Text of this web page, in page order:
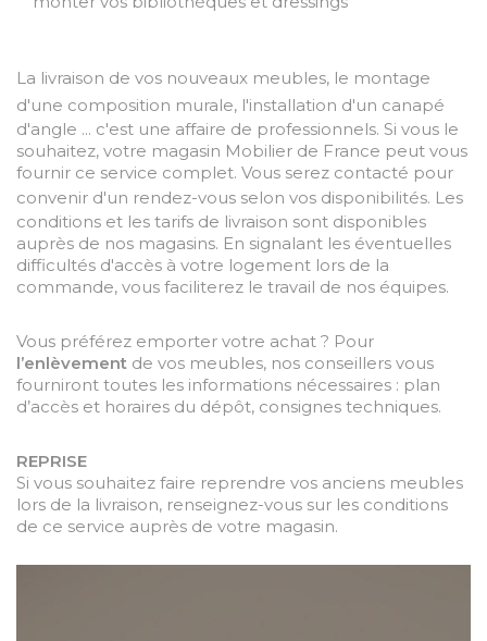
La livraison de vos nouveaux meubles, le montage
d'une composition murale, l'installation d'un canapé
d'angle ... c'est une affaire de professionnels. Si vous le
souhaitez, votre magasin Mobilier de France peut vous
fournir ce service complet. Vous serez contacté pour
convenir d'un rendez-vous selon vos disponibilités. Les
conditions et les tarifs de livraison sont disponibles
auprès de nos magasins. En signalant les éventuelles
difficultés d'accès à votre logement lors de la
commande, vous faciliterez le travail de nos équipes.
Vous préférez emporter votre achat ? Pour
l’enlèvement de vos meubles, nos conseillers vous
fourniront toutes les informations nécessaires : plan
d’accès et horaires du dépôt, consignes techniques.
REPRISE
Si vous souhaitez faire reprendre vos anciens meubles
lors de la livraison, renseignez-vous sur les conditions
de ce service auprès de votre magasin.